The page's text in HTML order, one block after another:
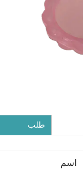
طلب
اسم